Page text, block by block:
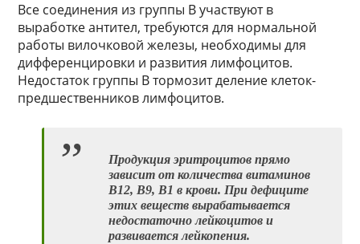
Все соединения из группы В участвуют в
выработке антител, требуются для нормальной
работы вилочковой железы, необходимы для
дифференцировки и развития лимфоцитов.
Недостаток группы В тормозит деление клеток-
предшественников лимфоцитов.
Продукция эритроцитов прямо
зависит от количества витаминов
В12, В9, В1 в крови. При дефиците
этих веществ вырабатывается
недостаточно лейкоцитов и
развивается лейкопения.